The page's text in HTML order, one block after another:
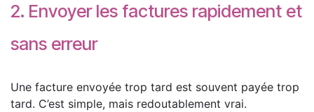
2. Envoyer les factures rapidement et
sans erreur
Une facture envoyée trop tard est souvent payée trop
tard. C’est simple, mais redoutablement vrai.